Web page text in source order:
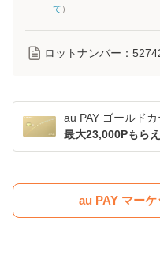
て ）
ロットナンバー：
au PAY ゴールド
最大23,000Pもら
au PAY マー